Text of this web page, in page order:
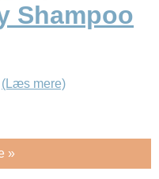
Shampoo
(Læs mere)
»